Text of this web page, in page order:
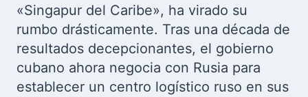
«Singapur del Caribe», ha virado su
rumbo drásticamente. Tras una década de
resultados decepcionantes, el gobierno
cubano ahora negocia con Rusia para
establecer un centro logístico ruso en sus